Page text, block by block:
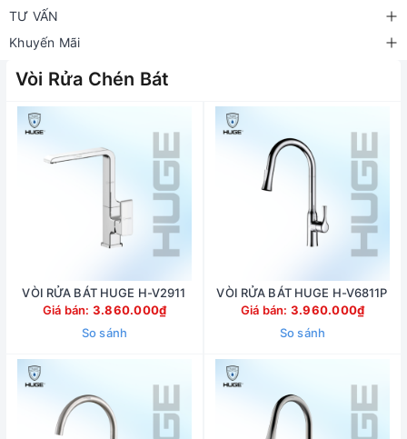
TƯ VẤN
Khuyến Mãi
Vòi Rửa Chén Bát
VÒI RỬA BÁT HUGE H-V2911
Giá bán: 3.860.000₫
So sánh
VÒI RỬA BÁT HUGE H-V6811P
Giá bán: 3.960.000₫
So sánh